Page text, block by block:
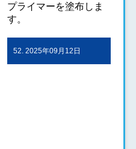
プライマーを塗布しま
す。
52. 2025年09月12日